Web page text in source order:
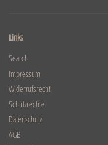
Links
Search
Impressum
Widerrufsrecht
Schutzrechte
Datenschutz
AGB